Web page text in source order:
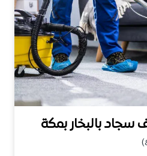
بالبخار بمكة